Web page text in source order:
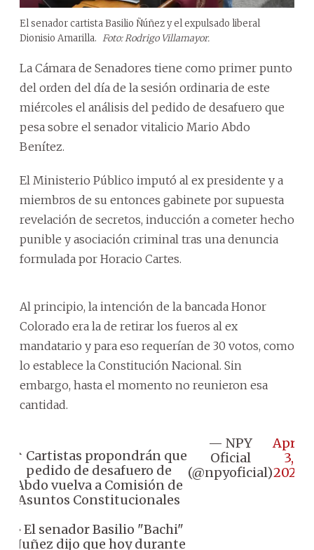
El senador cartista Basilio Ñúñez y el expulsado liberal
Dionisio Amarilla. Foto: Rodrigo Villamayor.
La Cámara de Senadores tiene como primer punto
del orden del día de la sesión ordinaria de este
miércoles el análisis del pedido de desafuero que
pesa sobre el senador vitalicio Mario Abdo
Benítez.
El Ministerio Público imputó al ex presidente y a
miembros de su entonces gabinete por supuesta
revelación de secretos, inducción a cometer hecho
punible y asociación criminal tras una denuncia
formulada por Horacio Cartes.
Al principio, la intención de la bancada Honor
Colorado era la de retirar los fueros al ex
mandatario y para eso requerían de 30 votos, como
lo establece la Constitución Nacional. Sin
embargo, hasta el momento no reunieron esa
cantidad.
📌 Cartistas propondrán que
pedido de desafuero de
Abdo vuelva a Comisión de
Asuntos Constitucionales
♦️ El senador Basilio "Bachi"
Nuñez dijo que hoy durante
— NPY
Oficial
(@npyoficial)
April
3,
2024